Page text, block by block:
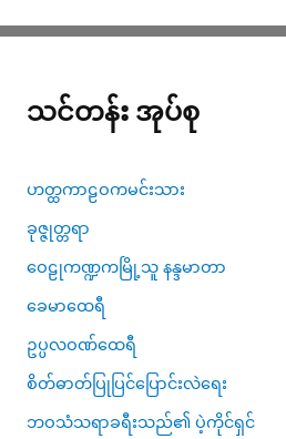
သင်တန်း အုပ်စု
ဟတ္ထကာဠဝကမင်းသား
ခုဇ္ဇုတ္တရာ
ဝေဠုကဏ္ဍကမြို့သူ နန္ဒမာတာ
ခေမာထေရီ
ဥပ္ပလဝဏ်ထေရီ
စိတ်ဓာတ်ပြုပြင်ပြောင်းလဲရေး
ဘဝသံသရာခရီးသည်၏ ပဲ့ကိုင်ရှင်